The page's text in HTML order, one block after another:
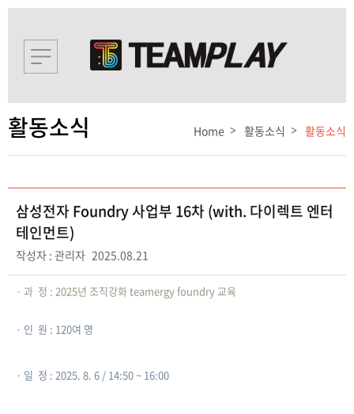
활동소식 Home 활동소식 활동소식
삼성전자 Foundry 사업부 16차 (with. 다이렉트 엔터
테인먼트)
작성자 : 관리자 2025.08.21
· ​과 정 : 2025년 조직강화 teamergy foundry 교육
​· ​인 원 : 120여 명
​· ​일 정 : 2025. 8. 6 / 14:50 ~ 16:00